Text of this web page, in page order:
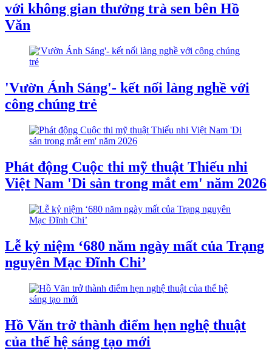
với không gian thưởng trà sen bên Hồ
Văn
'Vườn Ánh Sáng'- kết nối làng nghề với
công chúng trẻ
Phát động Cuộc thi mỹ thuật Thiếu nhi
Việt Nam 'Di sản trong mắt em' năm 2026
Lễ kỷ niệm ‘680 năm ngày mất của Trạng
nguyên Mạc Đĩnh Chi’
Hồ Văn trở thành điểm hẹn nghệ thuật
của thế hệ sáng tạo mới